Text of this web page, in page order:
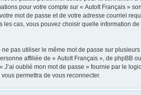
pour votre compte sur « AutoIt Français »
mot de passe et de votre adresse courriel
cas, vous pouvez choisir quelle information
pas utiliser le même mot de passe sur
affiliée de « AutoIt Français », de phpBB
oublié mon mot de passe » fournie par le
permettra de vous reconnecter.